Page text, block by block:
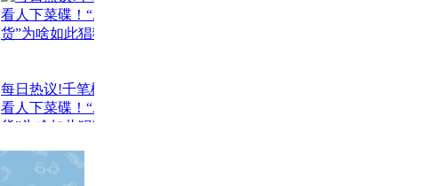
移峰填谷等管理工作
方案》发布
每日热议!千笔楼｜
看人下菜碟！“AB
货”为啥如此猖獗？